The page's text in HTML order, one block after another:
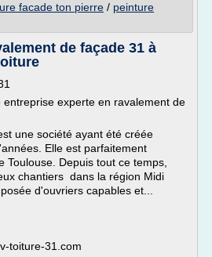
facade ton pierre / peinture
de façade 31 à
entreprise experte en ravalement de
une société ayant été créée
Elle est parfaitement
Toulouse. Depuis tout ce temps,
chantiers dans la région Midi
d'ouvriers capables et...
toiture-31.com